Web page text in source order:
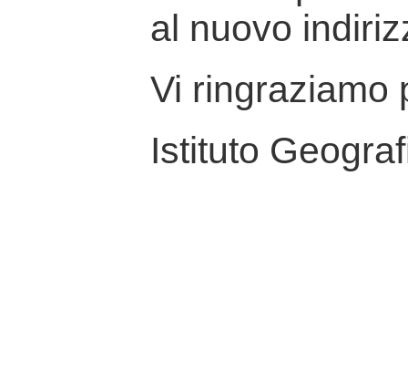
al nuovo
Vi ringraziamo
Istituto